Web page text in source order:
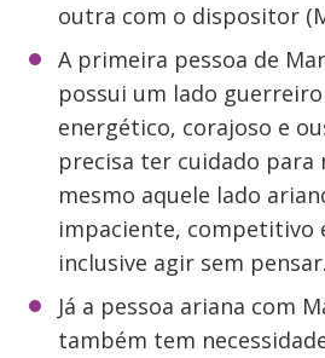
outra com o dispositor
A primeira pessoa de
possui um lado
energético, corajoso e
precisa ter cuidado para
mesmo aquele lado
impaciente, competitivo
inclusive agir sem pensar.
Já a pessoa ariana com
também tem